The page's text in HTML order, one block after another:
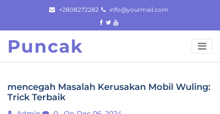
content
+2808272282 info@yourmail.com
Puncak
mencegah Masalah Kerusakan Mobil Wuling:
Trick Terbaik